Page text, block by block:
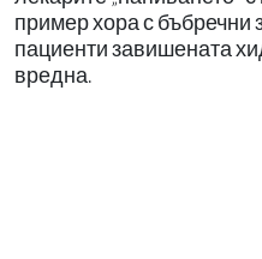
пример хора с бъбречни
пациенти завишената
вредна.